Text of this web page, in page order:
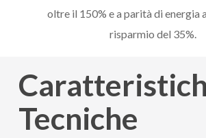
oltre il 150% e a parità di energia
risparmio del 35%.
Tecniche